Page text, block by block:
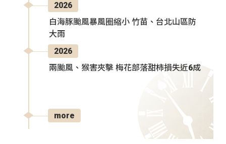
2026
白海豚颱風暴風圈縮小 竹苗、台北山區防
大雨
2026
兩颱風、猴害夾擊 梅花部落甜柿損失近6成
more